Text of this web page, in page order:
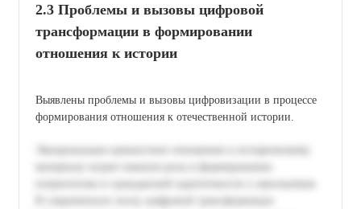
2.3 Проблемы и вызовы цифровой
трансформации в формировании
отношения к истории
Выявлены проблемы и вызовы цифровизации в процессе
формирования отношения к отечественной истории.